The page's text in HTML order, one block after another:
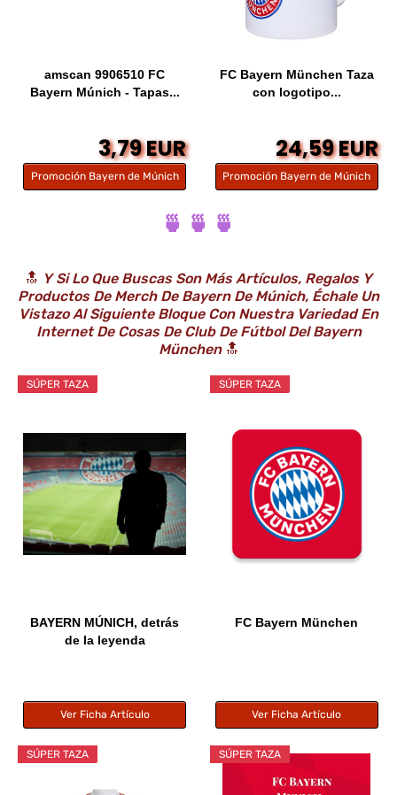
amscan 9906510 FC
Bayern Múnich - Tapas...
3,79 EUR
Promoción Bayern de Múnich
FC Bayern München Taza
con logotipo...
24,59 EUR
Promoción Bayern de Múnich
🍵 🍵 🍵
🔝 Y Si Lo Que Buscas Son Más Artículos, Regalos Y
Productos De Merch De Bayern De Múnich, Échale Un
Vistazo Al Siguiente Bloque Con Nuestra Variedad En
Internet De Cosas De Club De Fútbol Del Bayern
München🔝
SÚPER TAZA
BAYERN MÚNICH, detrás
de la leyenda
Ver Ficha Artículo
SÚPER TAZA
FC Bayern München
Ver Ficha Artículo
SÚPER TAZA SÚPER TAZA